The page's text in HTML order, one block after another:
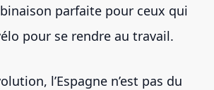
parfaite pour ceux qui
pour se rendre au travail.
l’Espagne n’est pas du